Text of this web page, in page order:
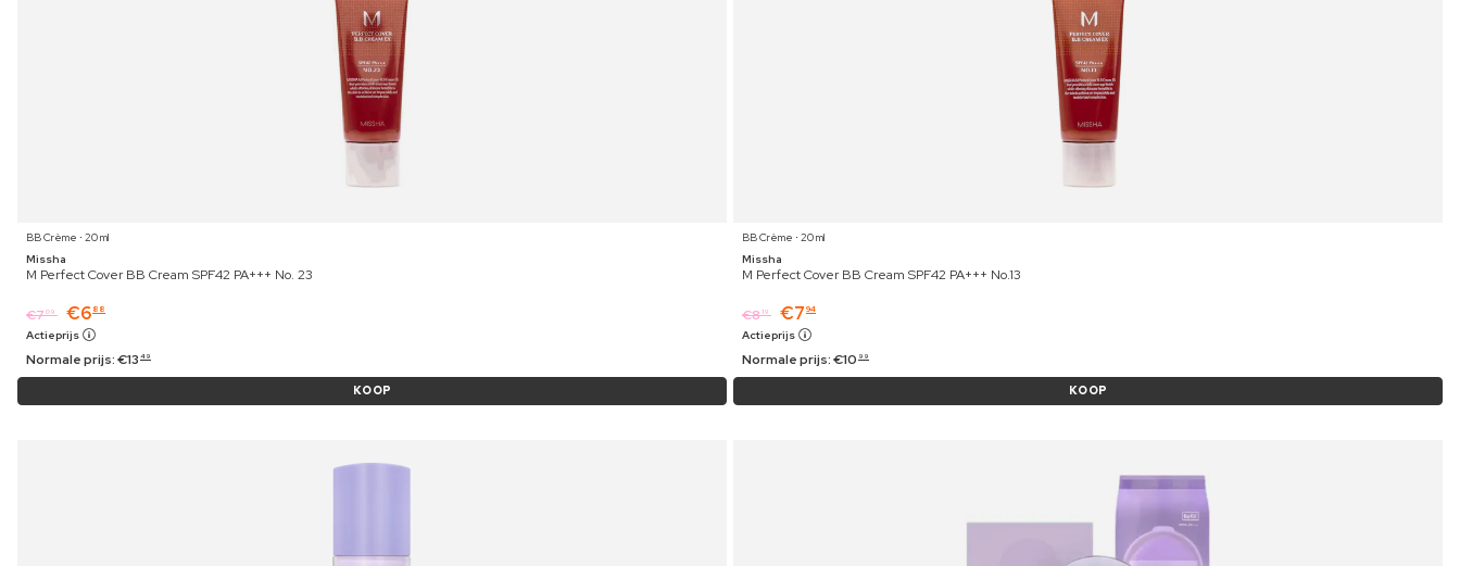
BB Crème ⋅ 20 ml
Missha
M Perfect Cover BB Cream SPF42 PA+++ No. 23
€709 €6 88
Actieprijs
Normale prijs:€13 49
KOOP
BB Crème ⋅ 20 ml
Missha
M Perfect Cover BB Cream SPF42 PA+++ No.13
€819 €7 94
Actieprijs
Normale prijs:€10 99
KOOP